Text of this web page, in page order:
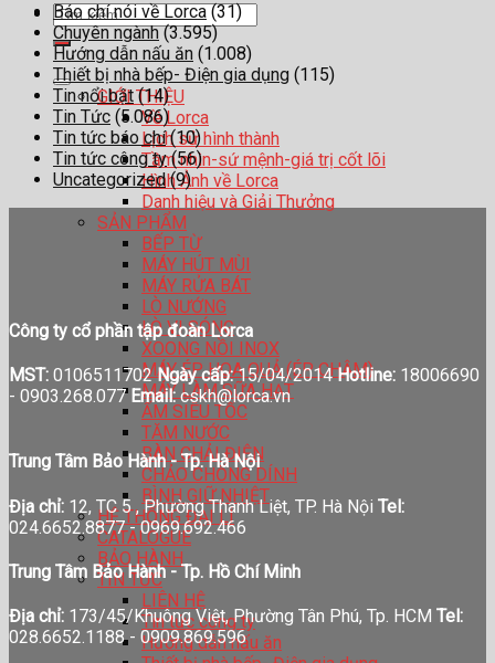
Tìm
kiếm:
GIỚI THIỆU
Về Lorca
Lịch sử hình thành
Tầm nhìn-sứ mệnh-giá trị cốt lõi
Hình Ảnh về Lorca
Danh hiệu và Giải Thưởng
SẢN PHẨM
BẾP TỪ
MÁY HÚT MÙI
MÁY RỬA BÁT
LÒ NƯỚNG
LÒ VI SÓNG
XOONG NỒI INOX
MÁY ÉP HOA QUẢ (ÉP CHẬM)
MÁY LÀM SỮA HẠT
ẤM SIÊU TỐC
TĂM NƯỚC
BÀN CHẢI ĐIỆN
CHẢO CHỐNG DÍNH
BÌNH GIỮ NHIỆT
HỆ THỐNG ĐẠI LÍ
CATALOGUE
BẢO HÀNH
TIN TỨC
LIÊN HỆ
Tin tức công ty
Hướng dẫn nấu ăn
Báo chí nói về Lorca (31)
Chuyên ngành(3.595)
Hướng dẫn nấu ăn (1.008)
Thiết bị nhà bếp- Điện gia dụng (115)
Tin nổi bật(14)
Tin Tức (5.086)
Tin tức báo chí(10)
Tin tức công ty(56)
Uncategorized(9)
Công ty cổ phần tập đoàn Lorca
MST: 0106511702Ngày cấp:15/04/2014Hotline: 18006690
- 0903.268.077 Email:cskh@lorca.vn
Trung Tâm Bảo Hành - Tp. Hà Nội
Địa chỉ: 12, TC 5 , Phường Thanh Liệt, TP. Hà Nội Tel:
024.6652.8877 - 0969.692.466
Trung Tâm Bảo Hành - Tp. Hồ Chí Minh
Địa chỉ: 173/45/Khuông Việt, Phường Tân Phú, Tp. HCM Tel:
028.6652.1188 - 0909.869.596